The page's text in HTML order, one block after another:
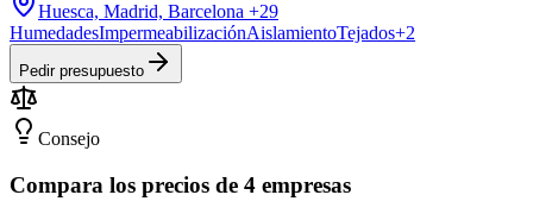
Huesca, Madrid, Barcelona +29
HumedadesImpermeabilizaciónAislamientoTejados+2
Pedir presupuesto
Consejo
Compara los precios de 4 empresas